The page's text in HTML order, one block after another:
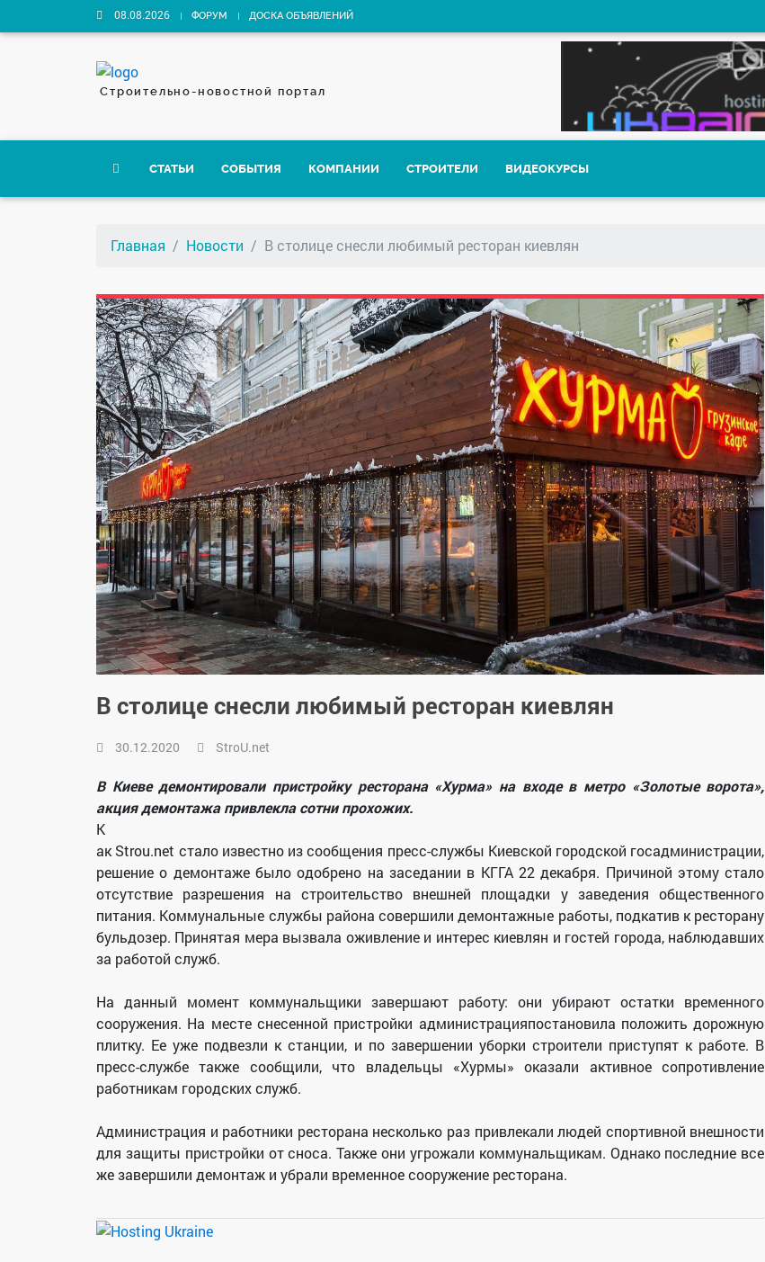
08.08.2026 ФОРУМ ДОСКА ОБЪЯВЛЕНИЙ
Строительно-новостной портал
СТАТЬИ СОБЫТИЯ КОМПАНИИ СТРОИТЕЛИ ВИДЕОКУРСЫ
Главная Новости В столице снесли любимый ресторан киевлян
В столице снесли любимый ресторан киевлян
30.12.2020 StroU.net
В Киеве демонтировали пристройку ресторана «Хурма» на входе в метро «Золотые ворота»,
акция демонтажа привлекла сотни прохожих.
К
ак Strou.net стало известно из сообщения пресс-службы Киевской городской госадминистрации,
решение о демонтаже было одобрено на заседании в КГГА 22 декабря. Причиной этому стало
отсутствие разрешения на строительство внешней площадки у заведения общественного
питания. Коммунальные службы района совершили демонтажные работы, подкатив к ресторану
бульдозер. Принятая мера вызвала оживление и интерес киевлян и гостей города, наблюдавших
за работой служб.
На данный момент коммунальщики завершают работу: они убирают остатки временного
сооружения. На месте снесенной пристройки администрацияпостановила положить дорожную
плитку. Ее уже подвезли к станции, и по завершении уборки строители приступят к работе. В
пресс-службе также сообщили, что владельцы «Хурмы» оказали активное сопротивление
работникам городских служб.
Администрация и работники ресторана несколько раз привлекали людей спортивной внешности
для защиты пристройки от сноса. Также они угрожали коммунальщикам. Однако последние все
же завершили демонтаж и убрали временное сооружение ресторана.